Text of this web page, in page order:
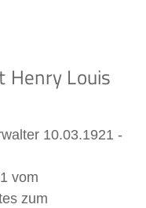
Henry Louis
10.03.1921 -
vom
zum